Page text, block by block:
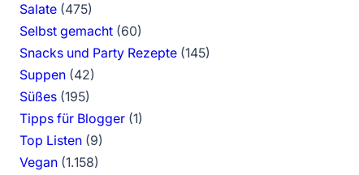
Salate(475)
Selbst gemacht(60)
Snacks und Party Rezepte(145)
Suppen(42)
Süßes(195)
Tipps für Blogger(1)
Top Listen(9)
Vegan(1.158)